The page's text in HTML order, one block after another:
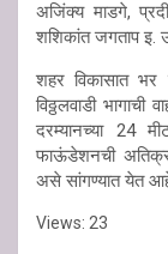
अजिंक्य माडगे,
शशिकांत जगताप इ.
शहर विकासात भर
विठ्ठलवाडी भागाची
दरम्यानच्या 24
फाऊंडेशनची
असे सांगण्यात येत
Views: 23